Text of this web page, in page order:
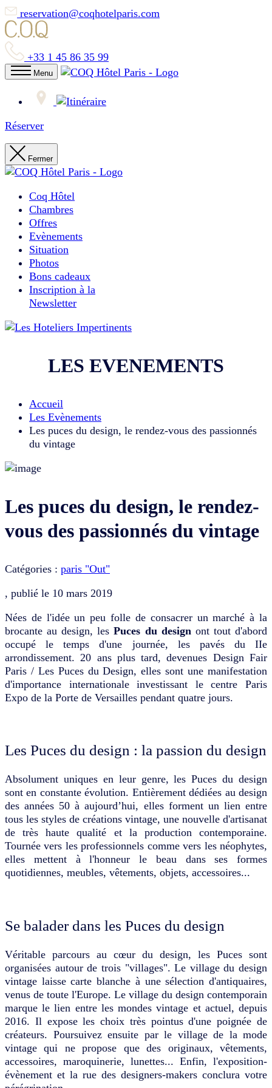
reservation@coqhotelparis.com
+33 1 45 86 35 99
Menu
Réserver
Fermer
Coq Hôtel
Chambres
Offres
Evènements
Situation
Photos
Bons cadeaux
Inscription à la
Newsletter
LES EVENEMENTS
Accueil
Les Evènements
Les puces du design, le rendez-vous des passionnés
du vintage
Les puces du design, le rendez-
vous des passionnés du vintage
Catégories : paris "Out"
, publié le 10 mars 2019
Nées de l'idée un peu folle de consacrer un marché à la
brocante au design, lesPuces du design ont tout d'abord
occupé le temps d'une journée, les pavés du IIe
arrondissement. 20 ans plus tard, devenues Design Fair
Paris / Les Puces du Design, elles sont une manifestation
d'importance internationale investissant le centre Paris
Expo de la Porte de Versailles pendant quatre jours.
Les Puces du design : la passion du design
Absolument uniques en leur genre, les Puces du design
sont en constante évolution. Entièrement dédiées au design
des années 50 à aujourd’hui, elles forment un lien entre
tous les styles de créations vintage, une nouvelle d'artisanat
de très haute qualité et la production contemporaine.
Tournée vers les professionnels comme vers les néophytes,
elles mettent à l'honneur le beau dans ses formes
quotidiennes, meubles, vêtements, objets, accessoires...
Se balader dans les Puces du design
Véritable parcours au cœur du design, les Puces sont
organisées autour de trois "villages". Le village du design
vintage laisse carte blanche à une sélection d'antiquaires,
venus de toute l'Europe. Le village du design contemporain
marque le lien entre les mondes vintage et actuel, depuis
2016. Il expose les choix très pointus d'une poignée de
créateurs. Poursuivez ensuite par le village de la mode
vintage qui ne propose que des originaux, vêtements,
accessoires, maroquinerie, lunettes... Enfin, l'exposition-
évènement et la rue des designers-makers conclura votre